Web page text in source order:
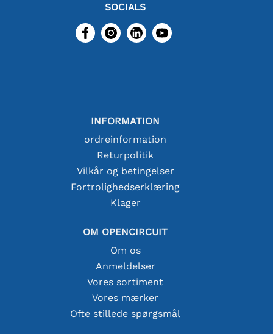
SOCIALS
INFORMATION
ordreinformation
Returpolitik
Vilkår og betingelser
Fortrolighedserklæring
Klager
OM OPENCIRCUIT
Om os
Anmeldelser
Vores sortiment
Vores mærker
Ofte stillede spørgsmål